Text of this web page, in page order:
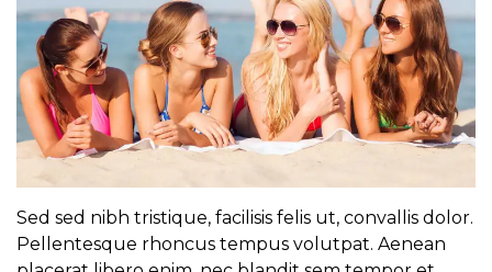
Sed sed nibh tristique, facilisis felis ut, convallis dolor.
Pellentesque rhoncus tempus volutpat. Aenean